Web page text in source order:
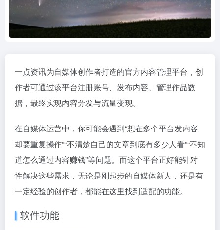
一点资讯为自媒体创作者打造的官方内容管理平台，创
作者可通过该平台注册账号、发布内容、管理作品数
据，最终实现内容分发与流量变现。
在自媒体运营中，你可能会遇到“想在多个平台发内容
却要重复操作”“不清楚自己的文章到底有多少人看”“不知
道怎么通过内容赚钱”等问题。而这个平台正好能针对
性解决这些需求，无论是刚起步的自媒体新人，还是有
一定经验的创作者，都能在这里找到适配的功能。
软件功能